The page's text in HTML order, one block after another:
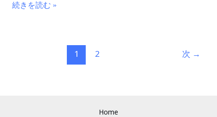
し
続きを読む »
1 2 次 →
Home